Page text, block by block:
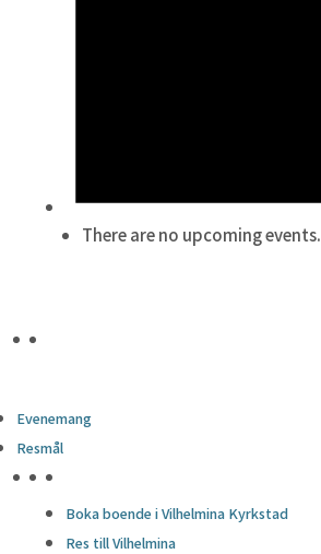
There are no upcoming events.
Evenemang
Resmål
Boka boende i Vilhelmina Kyrkstad
Res till Vilhelmina